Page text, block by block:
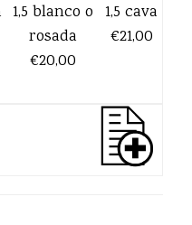
1,5 blanco o
rosada
€20,00
1,5 cava
€21,00